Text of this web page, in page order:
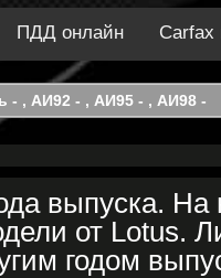
ПДД онлайн Carfax
- , АИ92 - , АИ95 - , АИ98 -
выпуска.
от Lotus.
годом